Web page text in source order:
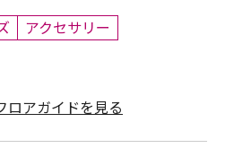
アクセサリー
ロアガイドを見る